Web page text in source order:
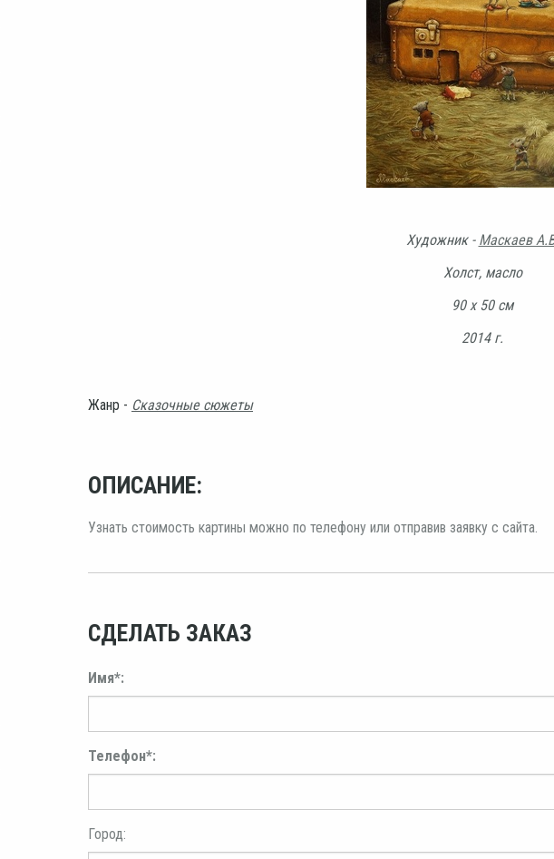
Художник - Маскаев
Холст, масло
90 х 50 см
2014 г.
Жанр - Сказочные сюжеты
ОПИСАНИЕ:
Узнать стоимость картины можно по телефону или отправив заявку с сайта.
СДЕЛАТЬ ЗАКАЗ
Имя*:
Телефон*:
Город: